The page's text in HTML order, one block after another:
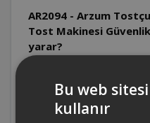
AR2094 - Arzum
Tost Makinesi
yarar?
AR2094 - Arzum
Tost Makinesi Parti
pişirme alanı nasıl
Bu web
kullanır